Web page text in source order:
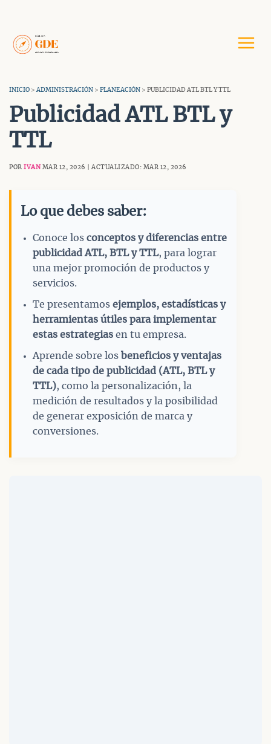
contenido
INICIO >ADMINISTRACIÓN > PLANEACIÓN > PUBLICIDAD ATL BTL Y TTL
Publicidad ATL BTL y
TTL
POR IVAN MAR 12, 2026 | ACTUALIZADO: MAR 12, 2026
Lo que debes saber:
Conoce los conceptos y diferencias entre
publicidad ATL, BTL y TTL, para lograr
una mejor promoción de productos y
servicios.
Te presentamos ejemplos, estadísticas y
herramientas útiles para implementar
estas estrategias en tu empresa.
Aprende sobre los beneficios y ventajas
de cada tipo de publicidad (ATL, BTL y
TTL), como la personalización, la
medición de resultados y la posibilidad
de generar exposición de marca y
conversiones.